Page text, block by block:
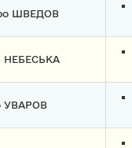
ШВЕДОВ
НЕБЕСЬКА
УВАРОВ